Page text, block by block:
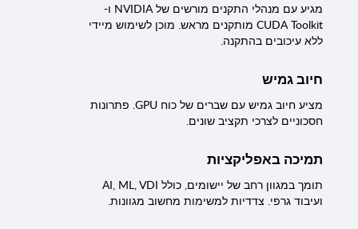
מגיע עם מנהלי התקנים מורשים של NVIDIA ו-
CUDA Toolkit מותקנים מראש. מוכן לשימוש מיידי
ללא עיכובים בהתקנה.
חיוב גמיש
מציע חיוב גמיש עם שברים של כוח GPU. פתרונות
חסכוניים לצרכי תקציב שונים.
תמיכה באפליקציות
תומך במגוון רחב של יישומים, כולל AI, ML, VDI
ועיבוד גרפי. צדדיות למשימות מחשוב מגוונות.